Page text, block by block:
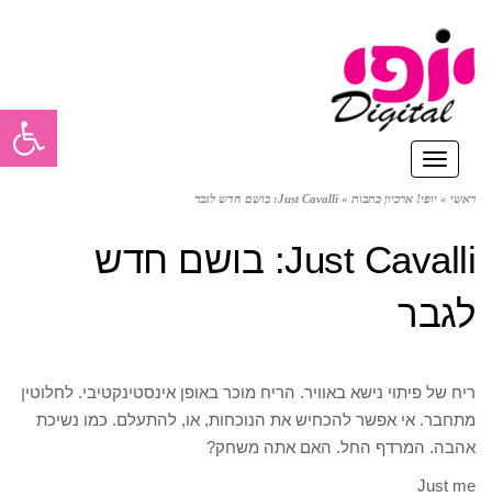
תפריט
ראשי » יופי! ארכיון כתבות » Just Cavalli: בושם חדש לגבר
Just Cavalli: בושם חדש
לגבר
ריח של פיתוי נישא באוויר. הריח מוכר באופן אינסטינקטיבי. לחלוטין
מתחבר. אי אפשר להכחיש את הנוכחות, או, להתעלם. כמו נשיכת
אהבה. המרדף החל. האם אתה משחק?
Just me
פתח